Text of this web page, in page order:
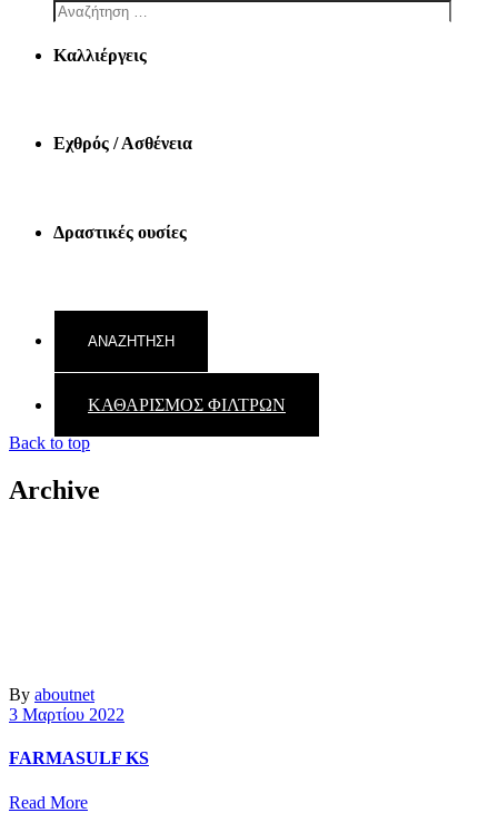
Καλλιέργεις
Εχθρός / Ασθένεια
Δραστικές ουσίες
ΚΑΘΑΡΙΣΜΟΣ ΦΙΛΤΡΩΝ
Back to top
Archive
By aboutnet
3 Μαρτίου 2022
FARMASULF KS
Read More